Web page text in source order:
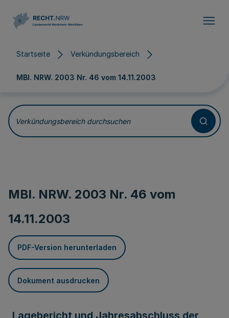
Startseite Verkündungsbereich
MBl. NRW. 2003 Nr. 46 vom 14.11.2003
Verkündungsbereich durchsuchen
MBl. NRW. 2003 Nr. 46 vom
14.11.2003
PDF-Version herunterladen
Dokument ausdrucken
Lagebericht und Jahresabschluss der